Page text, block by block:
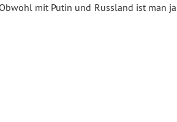
mit Putin und Russland ist man ja